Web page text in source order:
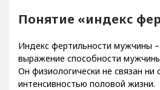
Понятие «индекс
Индекс фертильности мужчины
выражение способности
Он физиологически не связан ни
интенсивностью половой жизни.